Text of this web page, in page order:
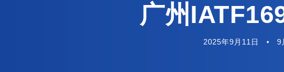
广州
2025年9月11日 • 9